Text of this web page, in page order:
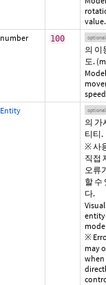
value.
number 100 optional
의 이
도.
Entity optional
의 가
티티.
※ 사
직접
오류
할 수
다.
※
may
when